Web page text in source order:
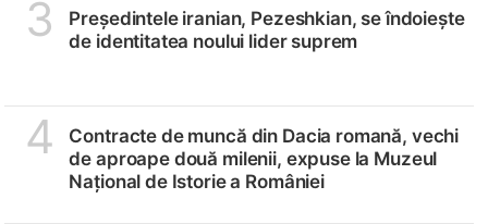
3
Președintele iranian, Pezeshkian, se îndoiește
de identitatea noului lider suprem
4
Contracte de muncă din Dacia romană, vechi
de aproape două milenii, expuse la Muzeul
Național de Istorie a României